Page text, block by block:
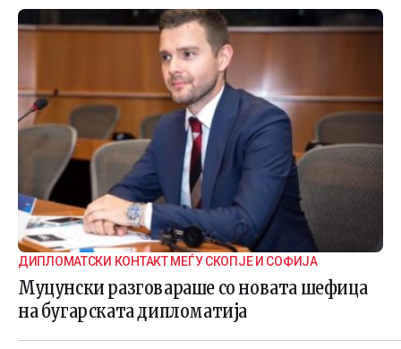
ДИПЛОМАТСКИ КОНТАКТ МЕЃУ СКОПЈЕ И СОФИЈА
Муцунски разговараше со новата шефица
на бугарската дипломатија